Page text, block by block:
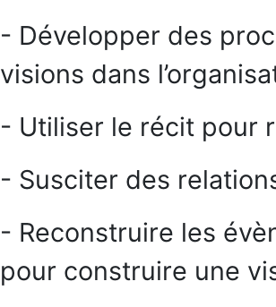
- Développer des
visions dans
- Utiliser le récit pour
- Susciter des
- Reconstruire les
pour construire une